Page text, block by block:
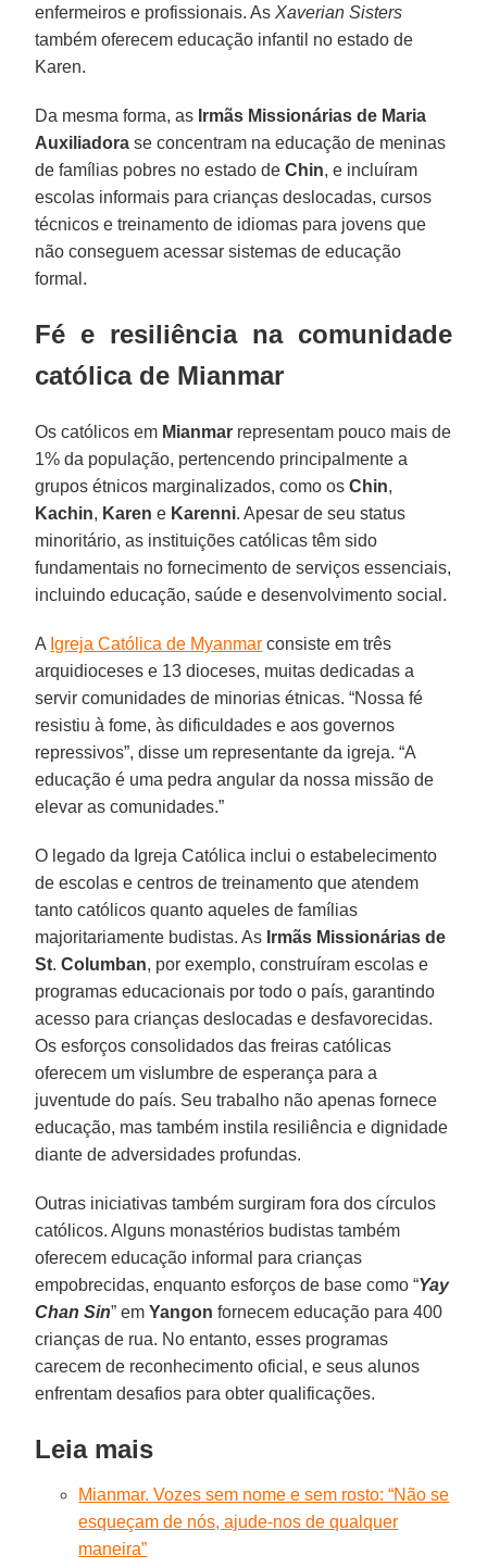
enfermeiros e profissionais. AsXaverian Sisters
também oferecem educação infantil no estado de
Karen.
Da mesma forma, as Irmãs Missionárias de Maria
Auxiliadora se concentram na educação de meninas
de famílias pobres no estado deChin, e incluíram
escolas informais para crianças deslocadas, cursos
técnicos e treinamento de idiomas para jovens que
não conseguem acessar sistemas de educação
formal.
Fé e resiliência na comunidade
católica de Mianmar
Os católicos em Mianmar representam pouco mais de
1% da população, pertencendo principalmente a
grupos étnicos marginalizados, como osChin,
Kachin, Karen e Karenni. Apesar de seu status
minoritário, as instituições católicas têm sido
fundamentais no fornecimento de serviços essenciais,
incluindo educação, saúde e desenvolvimento social.
A Igreja Católica de Myanmar consiste em três
arquidioceses e 13 dioceses, muitas dedicadas a
servir comunidades de minorias étnicas. “Nossa fé
resistiu à fome, às dificuldades e aos governos
repressivos”, disse um representante da igreja. “A
educação é uma pedra angular da nossa missão de
elevar as comunidades.”
O legado da Igreja Católica inclui o estabelecimento
de escolas e centros de treinamento que atendem
tanto católicos quanto aqueles de famílias
majoritariamente budistas. As Irmãs Missionárias de
St.Columban, por exemplo, construíram escolas e
programas educacionais por todo o país, garantindo
acesso para crianças deslocadas e desfavorecidas.
Os esforços consolidados das freiras católicas
oferecem um vislumbre de esperança para a
juventude do país. Seu trabalho não apenas fornece
educação, mas também instila resiliência e dignidade
diante de adversidades profundas.
Outras iniciativas também surgiram fora dos círculos
católicos. Alguns monastérios budistas também
oferecem educação informal para crianças
empobrecidas, enquanto esforços de base como “Yay
Chan Sin” emYangon fornecem educação para 400
crianças de rua. No entanto, esses programas
carecem de reconhecimento oficial, e seus alunos
enfrentam desafios para obter qualificações.
Leia mais
Mianmar. Vozes sem nome e sem rosto: “Não se
esqueçam de nós, ajude-nos de qualquer
maneira”